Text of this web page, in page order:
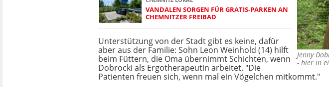
Jenny
- hier in
VANDALEN SORGEN FÜR GRATIS-PARKEN AN
CHEMNITZER FREIBAD
Unterstützung von der Stadt gibt es keine, dafür
aber aus der Familie: Sohn Leon Weinhold (14) hilft
beim Füttern, die Oma übernimmt Schichten, wenn
Dobrocki als Ergotherapeutin arbeitet. "Die
Patienten freuen sich, wenn mal ein Vögelchen mitkommt."